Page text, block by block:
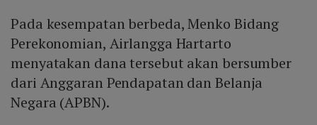
Pada kesempatan berbeda, Menko Bidang
Perekonomian, Airlangga Hartarto
menyatakan dana tersebut akan bersumber
dari Anggaran Pendapatan dan Belanja
Negara (APBN).